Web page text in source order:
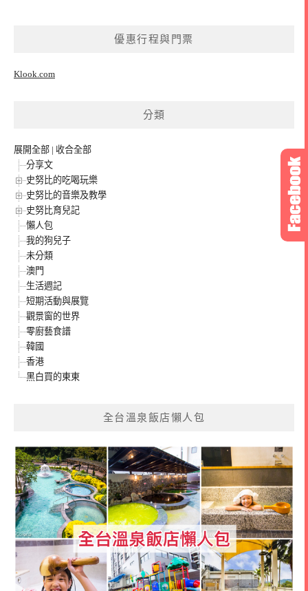
優惠行程與門票
Klook.com
分類
展開全部 | 收合全部
分享文
史努比的吃喝玩樂
史努比的音樂及教學
史努比育兒記
懶人包
我的狗兒子
未分類
澳門
生活週記
短期活動與展覽
觀景窗的世界
零廚藝食譜
韓國
香港
黑白買的東東
全台溫泉飯店懶人包